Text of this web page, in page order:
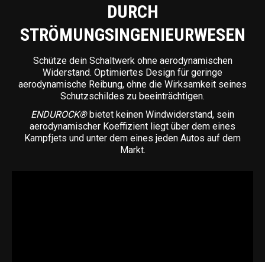
DURCH
STRÖMUNGSINGENIEURWESEN
Schütze dein Schaltwerk ohne aerodynamischen
Widerstand. Optimiertes Design für geringe
aerodynamische Reibung, ohne die Wirksamkeit seines
Schutzschildes zu beeinträchtigen.
ENDUROCK®bietet keinen Windwiderstand, sein
aerodynamischer Koeffizient liegt über dem eines
Kampfjets und unter dem eines jeden Autos auf dem
Markt.